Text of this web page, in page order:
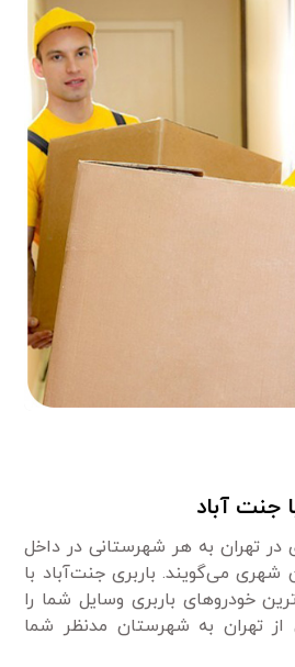
جنت آباد
در تهران به هر شهرستانی در داخل
‌شهری می‌گویند. باربری جنت‌آباد با
خودروهای باربری وسایل شما را
تهران به شهرستان مدنظر شما